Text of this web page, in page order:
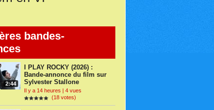
bandes-
2:44
I PLAY ROCKY (2026) :
Bande-annonce du film sur
Sylvester Stallone
Il y a 14 heures | 4 vues
(18 votes)